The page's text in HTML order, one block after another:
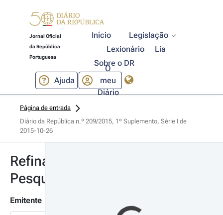
Jornal Oficial
da República
Portuguesa
Início
Legislação
Lexionário
Lia
Sobre o DR
Ajuda
O
meu
Diário
Página de entrada
Diário da República n.º 209/2015, 1º Suplemento, Série I de
2015-10-26
Refinar
Pesquisa
Emitente